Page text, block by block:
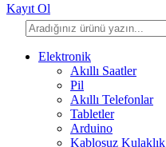
Kayıt Ol
Elektronik
Akıllı Saatler
Pil
Akıllı Telefonlar
Tabletler
Arduino
Kablosuz Kulaklık